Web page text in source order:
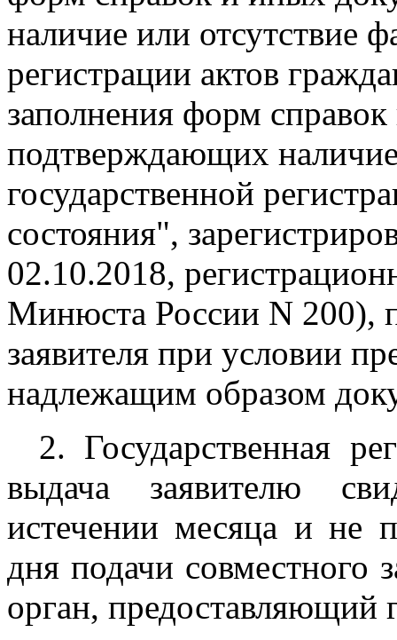
наличие или отсутствие
регистрации актов
заполнения форм
подтверждающих
государственной
состояния",
02.10.2018,
Минюста России N 200),
заявителя при условии
надлежащим образом
2. Государственная
выдача заявителю
истечении месяца и не
дня подачи совместного
орган, предоставляющий